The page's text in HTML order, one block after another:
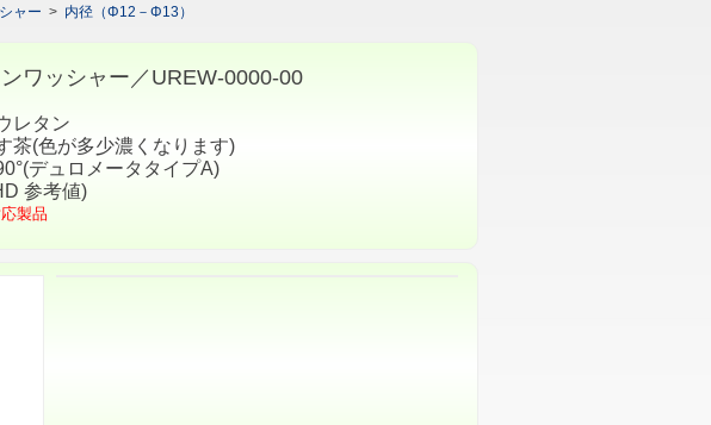
ャー > 内径（Φ12－Φ13）
ワッシャー／UREW-0000-00
レタン
茶(色が多少濃くなります)
デュロメータタイプA)
参考値)
製品